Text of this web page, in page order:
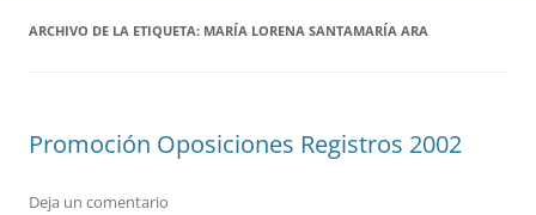
ARCHIVO DE LA ETIQUETA: MARÍA LORENA SANTAMARÍA ARA
Promoción Oposiciones Registros 2002
Deja un comentario